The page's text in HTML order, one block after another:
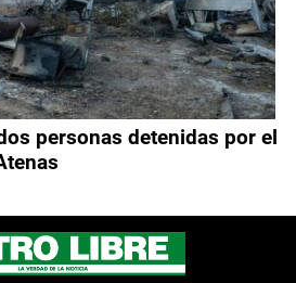
personas detenidas por el